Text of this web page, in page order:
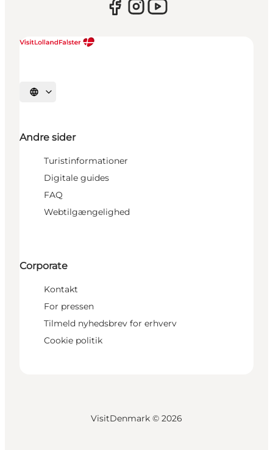
Vælg sprog
Andre sider
Turistinformationer
Digitale guides
FAQ
Webtilgængelighed
Corporate
Kontakt
For pressen
Tilmeld nyhedsbrev for erhverv
Cookie politik
VisitDenmark © 2026